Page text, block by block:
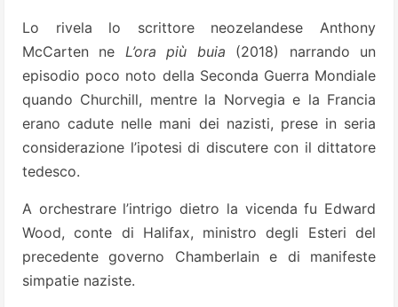
Lo rivela lo scrittore neozelandese Anthony
McCarten ne L’ora più buia (2018) narrando un
episodio poco noto della Seconda Guerra Mondiale
quando Churchill, mentre la Norvegia e la Francia
erano cadute nelle mani dei nazisti, prese in seria
considerazione l’ipotesi di discutere con il dittatore
tedesco.
A orchestrare l’intrigo dietro la vicenda fu Edward
Wood, conte di Halifax, ministro degli Esteri del
precedente governo Chamberlain e di manifeste
simpatie naziste.